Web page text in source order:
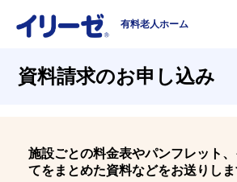
有料老人ホーム
施設を探す
イリーゼについて
入居までの流れ
資料請求のお申し込み
施設ごとの料金表やパンフレット
てをまとめた資料などをお送りしま